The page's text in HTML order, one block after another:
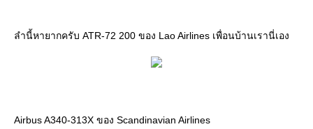
ลำนี้หายากครับ ATR-72 200 ของ Lao Airlines เพื่อนบ้านเรานี่เอง
Airbus A340-313X ของ Scandinavian Airlines